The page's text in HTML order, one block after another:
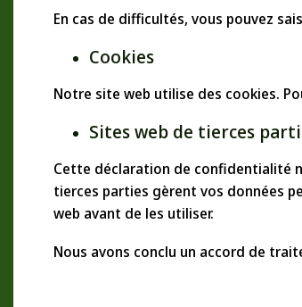
En cas de difficultés, vous pouvez
Cookies
Notre site web utilise des cookies.
Sites web de tierces
Cette déclaration de confidentialité
tierces parties gèrent vos données
web avant de les utiliser.
Nous avons conclu un accord de